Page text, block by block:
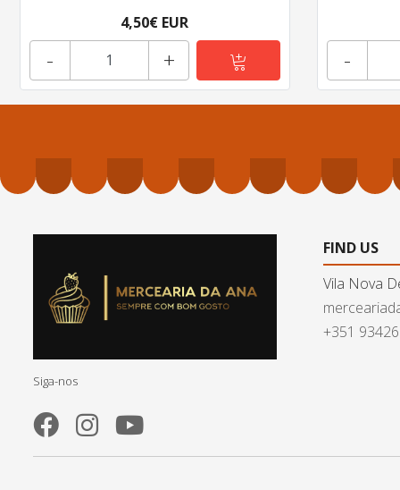
4,50€ EUR
+
- -
Siga-nos
FIND US
Vila Nova
+351